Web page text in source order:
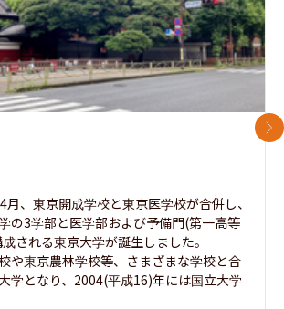
、東京開成学校と東京医学校が合併し、
の3学部と医学部および予備門(第一高等
される東京大学が誕生しました。
や東京農林学校等、さまざまな学校と合
学となり、2004(平成16)年には国立大学
次